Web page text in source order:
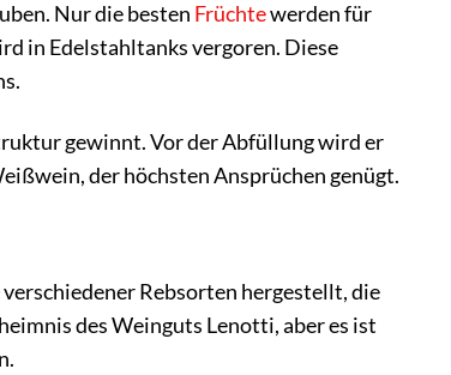
Nur die besten Früchtewerden für
in Edelstahltanks vergoren. Diese
gewinnt. Vor der Abfüllung wird er
der höchsten Ansprüchen genügt.
Rebsorten hergestellt, die
des Weinguts Lenotti, aber es ist